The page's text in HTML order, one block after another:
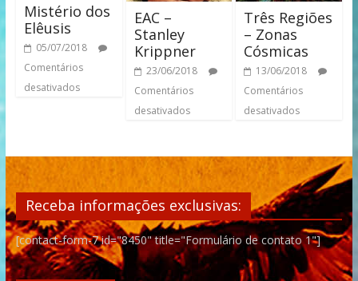
Mistério dos
Elêusis
05/07/2018
Comentários
desativados
EAC –
Stanley
Krippner
23/06/2018
Comentários
desativados
Três Regiões
– Zonas
Cósmicas
13/06/2018
Comentários
desativados
Receba informações exclusivas:
[contact-form-7 id="8450" title="Formulário de contato 1"]